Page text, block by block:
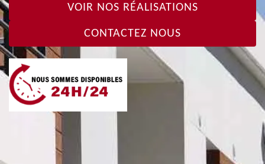
VOIR NOS RÉALISATIONS
CONTACTEZ NOUS